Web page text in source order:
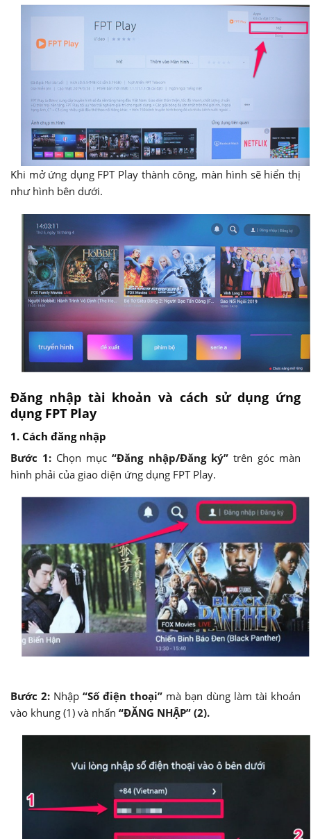
Khi mở ứng dụng FPT Play thành công, màn hình sẽ hiển thị
như hình bên dưới.
Đăng nhập tài khoản và cách sử dụng ứng
dụng FPT Play
1. Cách đăng nhập
Bước 1: Chọn mục“Đăng nhập/Đăng ký”trên góc màn
hình phải của giao diện ứng dụng FPT Play.
Bước 2: Nhập “Số điện thoại” mà bạn dùng làm tài khoản
vào khung (1) và nhấn “ĐĂNG NHẬP” (2).